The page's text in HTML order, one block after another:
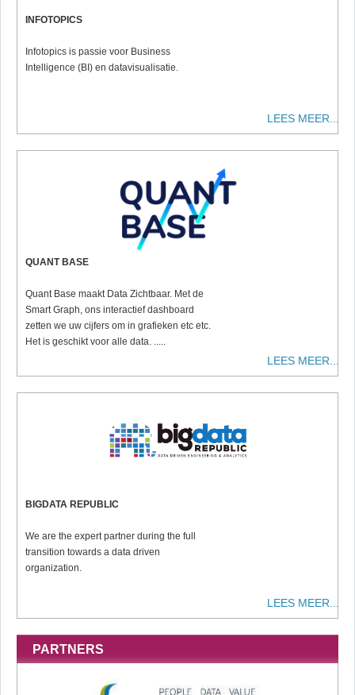
INFOTOPICS
Infotopics is passie voor Business
Intelligence (BI) en datavisualisatie.
LEES MEER...
QUANT BASE
Quant Base maakt Data Zichtbaar. Met de
Smart Graph, ons interactief dashboard
zetten we uw cijfers om in grafieken etc etc.
Het is geschikt voor alle data. .....
LEES MEER...
BIGDATA REPUBLIC
We are the expert partner during the full
transition towards a data driven
organization.
LEES MEER...
PARTNERS